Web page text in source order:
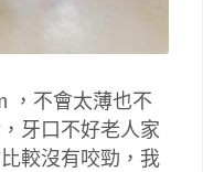
，不會太薄也不
牙口不好老人家
較沒有咬勁，我